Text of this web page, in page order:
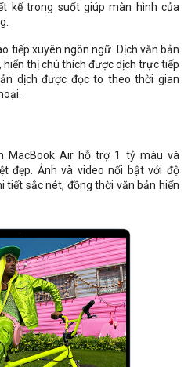
kế trong suốt giúp màn hình của
tiếp xuyên ngôn ngữ. Dịch văn bản
thị chú thích được dịch trực tiếp
dịch được đọc to theo thời gian
MacBook Air hỗ trợ 1 tỷ màu và
đẹp. Ảnh và video nổi bật với độ
tiết sắc nét, đồng thời văn bản hiển